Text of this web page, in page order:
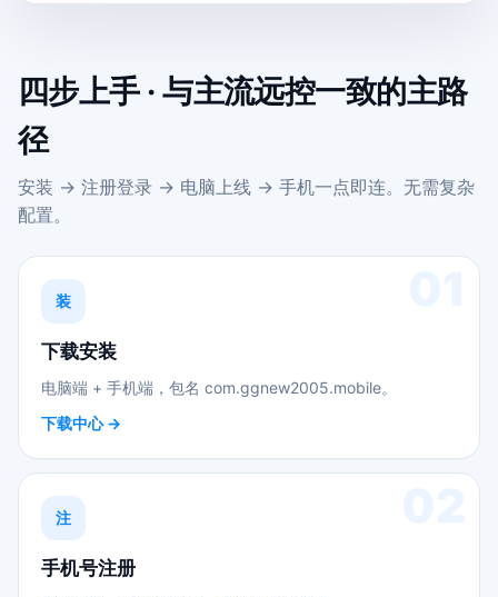
四步上手 · 与主流远控一致的主路
径
安装 → 注册登录 → 电脑上线 → 手机一点即连。无需复杂
配置。
装
下载安装
电脑端 + 手机端，包名 com.ggnew2005.mobile。
下载中心 →
注
手机号注册